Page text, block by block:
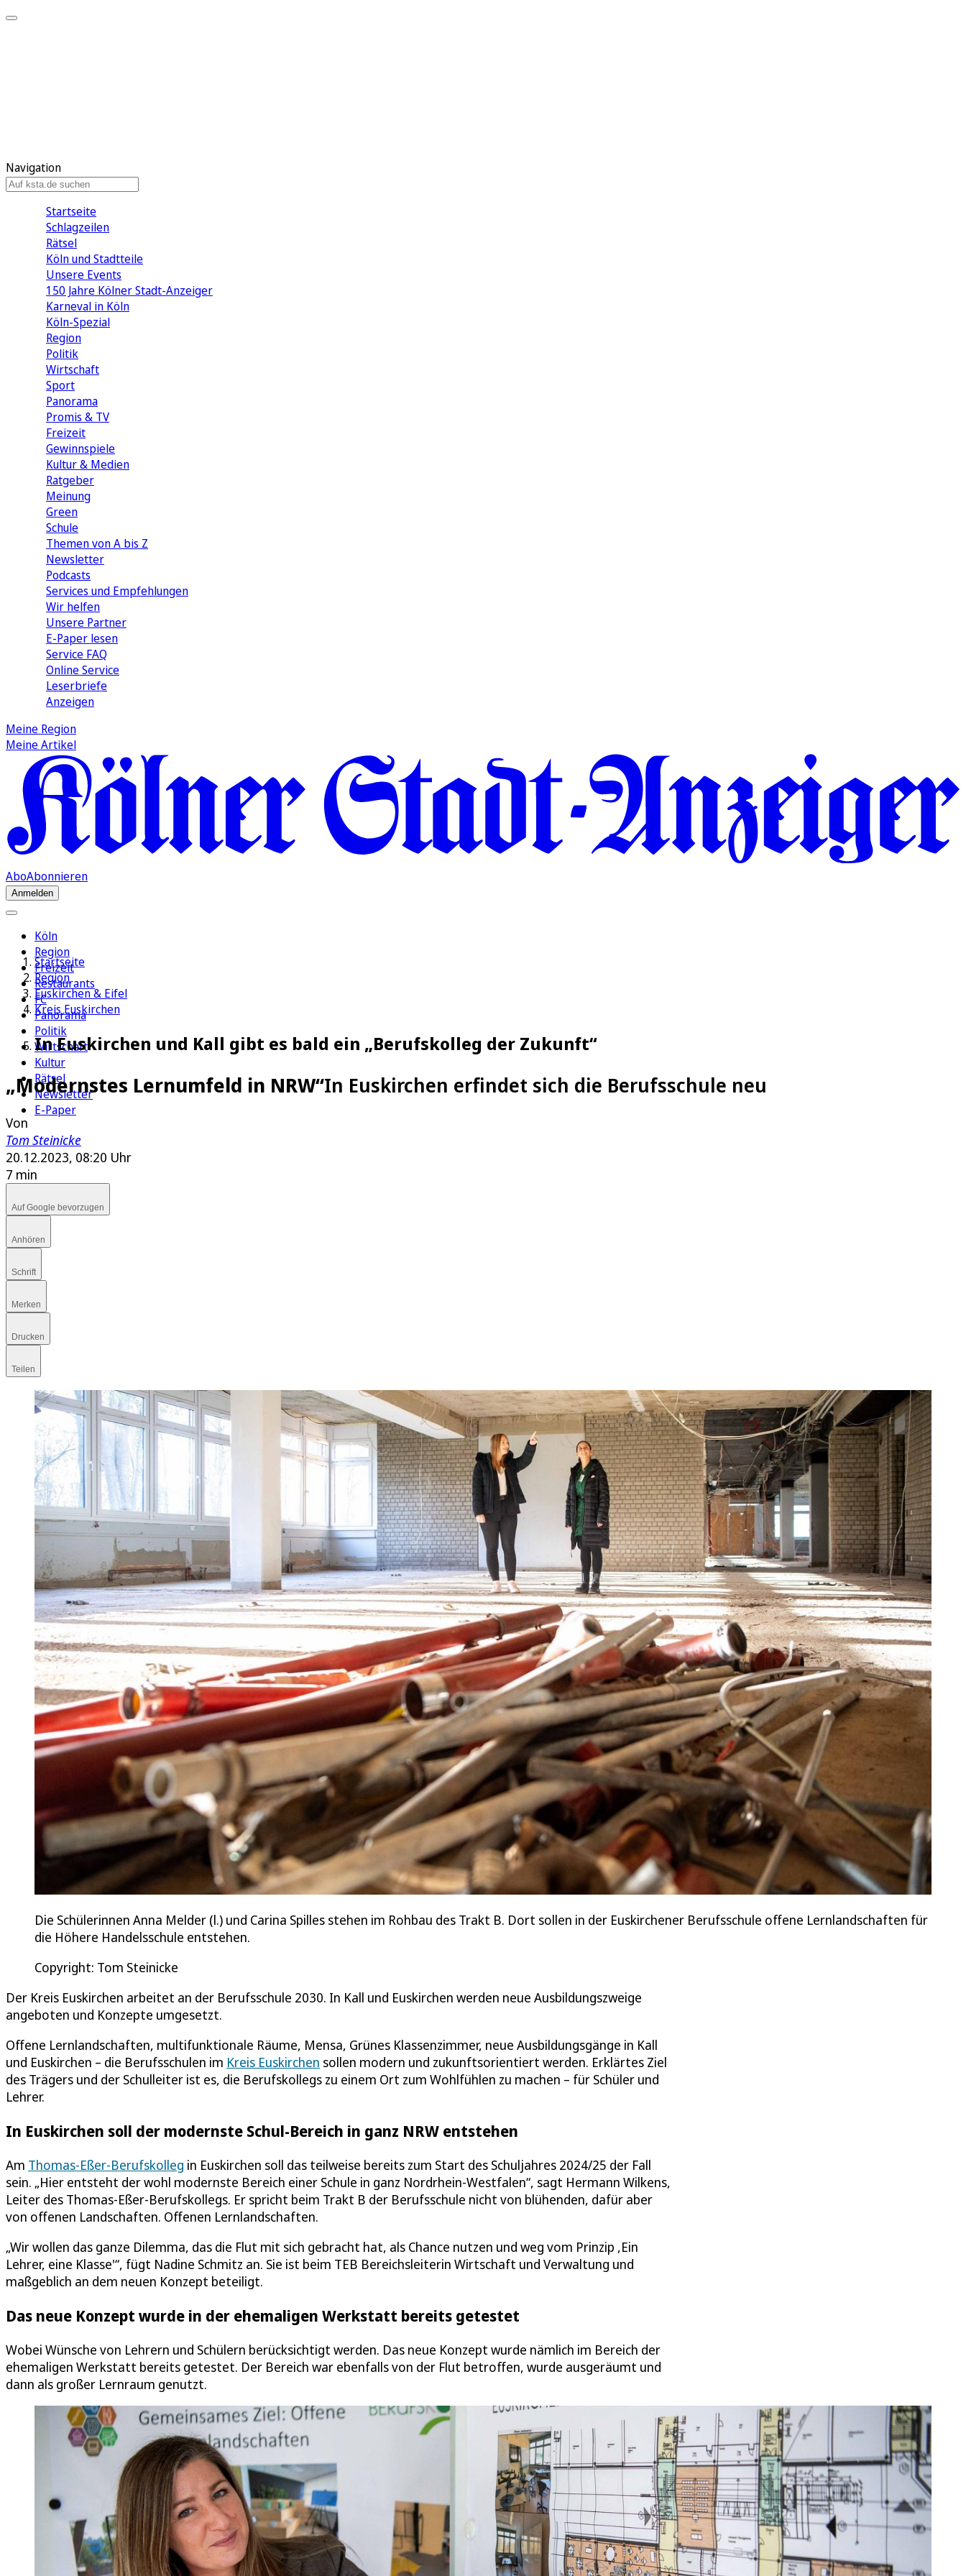
Navigation
Startseite
Schlagzeilen
Rätsel
Köln und Stadtteile
Unsere Events
150 Jahre Kölner Stadt-Anzeiger
Karneval in Köln
Köln-Spezial
Region
Politik
Wirtschaft
Sport
Panorama
Promis & TV
Freizeit
Gewinnspiele
Kultur & Medien
Ratgeber
Meinung
Green
Schule
Themen von A bis Z
Newsletter
Podcasts
Services und Empfehlungen
Wir helfen
Unsere Partner
E-Paper lesen
Service FAQ
Online Service
Leserbriefe
Anzeigen
Meine Region
Meine Artikel
AboAbonnieren
Anmelden
Köln
Region
Freizeit
Restaurants
FC
Panorama
Politik
Wirtschaft
Kultur
Rätsel
Newsletter
E-Paper
Startseite
Region
Euskirchen & Eifel
Kreis Euskirchen
In Euskirchen und Kall gibt es bald ein „Berufskolleg der Zukunft“
„Modernstes Lernumfeld in NRW“In Euskirchen erfindet sich die Berufsschule neu
Von
Tom Steinicke
20.12.2023, 08:20 Uhr
7 min
Auf Google bevorzugen
Anhören
Schrift
Merken
Drucken
Teilen
Die Schülerinnen Anna Melder (l.) und Carina Spilles stehen im Rohbau des Trakt B. Dort sollen in der Euskirchener Berufsschule offene Lernlandschaften für
die Höhere Handelsschule entstehen.
Copyright: Tom Steinicke
Der Kreis Euskirchen arbeitet an der Berufsschule 2030. In Kall und Euskirchen werden neue Ausbildungszweige
angeboten und Konzepte umgesetzt.
Offene Lernlandschaften, multifunktionale Räume, Mensa, Grünes Klassenzimmer, neue Ausbildungsgänge in Kall
und Euskirchen – die Berufsschulen im Kreis Euskirchen sollen modern und zukunftsorientiert werden. Erklärtes Ziel
des Trägers und der Schulleiter ist es, die Berufskollegs zu einem Ort zum Wohlfühlen zu machen – für Schüler und
Lehrer.
In Euskirchen soll der modernste Schul-Bereich in ganz NRW entstehen
Am Thomas-Eßer-Berufskolleg in Euskirchen soll das teilweise bereits zum Start des Schuljahres 2024/25 der Fall
sein. „Hier entsteht der wohl modernste Bereich einer Schule in ganz Nordrhein-Westfalen“, sagt Hermann Wilkens,
Leiter des Thomas-Eßer-Berufskollegs. Er spricht beim Trakt B der Berufsschule nicht von blühenden, dafür aber
von offenen Landschaften. Offenen Lernlandschaften.
„Wir wollen das ganze Dilemma, das die Flut mit sich gebracht hat, als Chance nutzen und weg vom Prinzip ,Ein
Lehrer, eine Klasse'“, fügt Nadine Schmitz an. Sie ist beim TEB Bereichsleiterin Wirtschaft und Verwaltung und
maßgeblich an dem neuen Konzept beteiligt.
Das neue Konzept wurde in der ehemaligen Werkstatt bereits getestet
Wobei Wünsche von Lehrern und Schülern berücksichtigt werden. Das neue Konzept wurde nämlich im Bereich der
ehemaligen Werkstatt bereits getestet. Der Bereich war ebenfalls von der Flut betroffen, wurde ausgeräumt und
dann als großer Lernraum genutzt.